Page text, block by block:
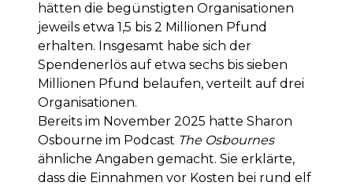
hätten die begünstigten Organisationen
jeweils etwa 1,5 bis 2 Millionen Pfund
erhalten. Insgesamt habe sich der
Spendenerlös auf etwa sechs bis sieben
Millionen Pfund belaufen, verteilt auf drei
Organisationen.
Bereits im November 2025 hatte Sharon
Osbourne im Podcast The Osbournes
ähnliche Angaben gemacht. Sie erklärte,
dass die Einnahmen vor Kosten bei rund elf